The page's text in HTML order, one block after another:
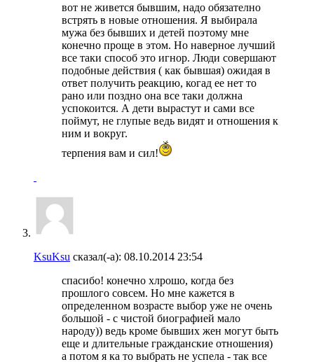
вот не живется бывшим, надо обязателно
встрять в новые отношения. Я выбирала
мужа без бывших и детей поэтому мне
конечно проще в этом. Но наверное лучший
все таки способ это игнор. Люди совершают
подобные действия ( как бывшая) ожидая в
ответ получить реакцию, когад ее нет то
рано или поздно она все таки должна
успокоится. А дети вырастут и сами все
поймут, не глупые ведь видят и отношения к
ним и вокруг.
терпения вам и сил!
KsuKsu сказал(-а): 08.10.2014 23:54
спасибо! конечно хлрошо, когда без
прошлого совсем. Но мне кажется в
определенном возрасте выбор уже не очень
большой - с чистой биографией мало
народу)) ведь кроме бывших жен могут быть
еще и длительные гражданские отношения)
а потом я ка то выбрать не успела - так все